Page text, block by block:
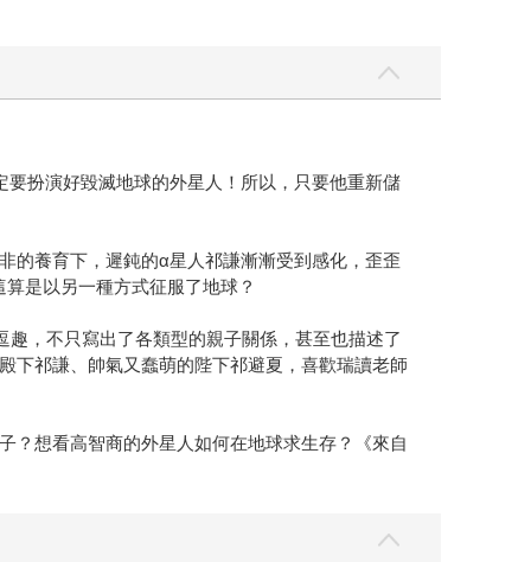
扮演好毀滅地球的外星人！所以，只要他重新儲
的養育下，遲鈍的α星人祁謙漸漸受到感化，歪歪
是以另一種方式征服了地球？
，不只寫出了各類型的親子關係，甚至也描述了
下祁謙、帥氣又蠢萌的陛下祁避夏，喜歡瑞讀老師
？想看高智商的外星人如何在地球求生存？《來自